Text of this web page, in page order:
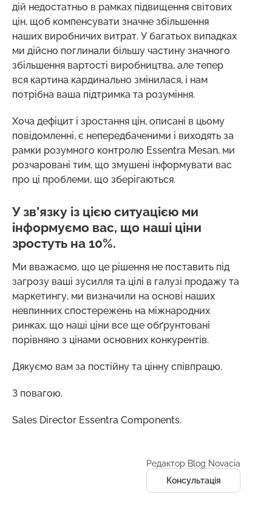
дій недостатньо в рамках підвищення світових
цін, щоб компенсувати значне збільшення
наших виробничих витрат. У багатьох випадках
ми дійсно поглинали більшу частину значного
збільшення вартості виробництва, але тепер
вся картина кардинально змінилася, і нам
потрібна ваша підтримка та розуміння.
Хоча дефіцит і зростання цін, описані в цьому
повідомленні, є непередбаченими і виходять за
рамки розумного контролю Essentra Mesan, ми
розчаровані тим, що змушені інформувати вас
про ці проблеми, що зберігаються.
У зв’язку із цією ситуацією ми
інформуємо вас, що наші ціни
зростуть на 10%.
Ми вважаємо, що це рішення не поставить під
загрозу ваші зусилля та цілі в галузі продажу та
маркетингу, ми визначили на основі наших
невпинних спостережень на міжнародних
ринках, що наші ціни все ще обґрунтовані
порівняно з цінами основних конкурентів.
Дякуємо вам за постійну та цінну співпрацю.
З повагою.
Sales Director Essentra Components.
Редактор Blog Novacia
Консультація